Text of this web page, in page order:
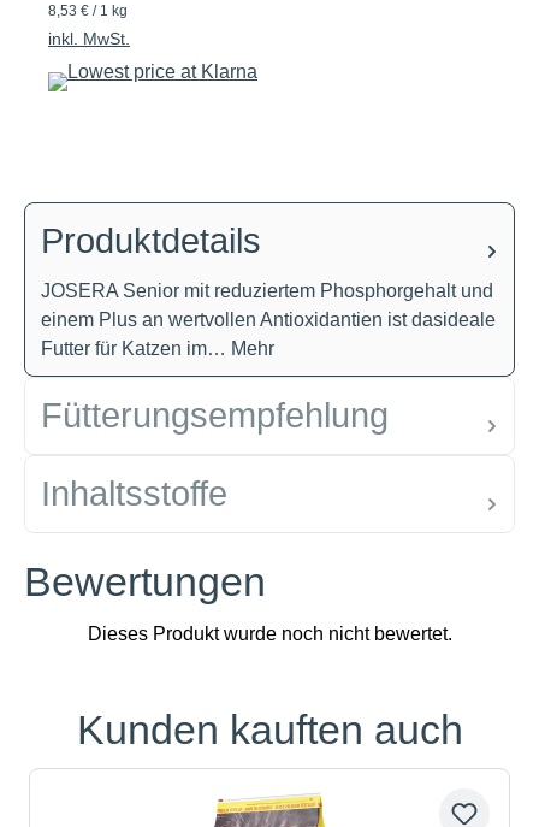
8,53 € / 1 kg
inkl. MwSt.
Produktdetails
JOSERA Senior mit reduziertem Phosphorgehalt und
einem Plus an wertvollen Antioxidantien ist dasideale
Futter für Katzen im… Mehr
Fütterungsempfehlung
Inhaltsstoffe
Bewertungen
Produktgalerie überspringen
Kunden kauften auch